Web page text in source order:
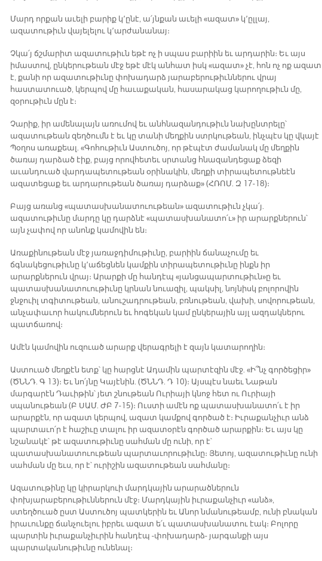
Մարդ որքան աւելի բարիք կ՚ընէ, ա՛յնքան աւելի «ազատ» կ՚ըլլայ,
ազատութիւն վայելելու կ՚արժանանայ։
Չկա՛յ ճշմարիտ ազատութիւն եթէ ոչ ի սպաս բարիին եւ արդարին։ Եւ այս
իմաստով, ընկերութեան մէջ եթէ մէկ անհատ իսկ «ազատ» չէ, հոն ոչ ոք ազատ
է, քանի որ ազատութիւնը փոխադարձ յարաբերութիւններու վրայ
հաստատուած, կերպով մը հաւաքական, հասարակաց կարողութիւն մը,
զօրութիւն մըն է։
Չարիք, իր ամենալայն առումով եւ անհնազանդութիւն նախընտրելը՝
ազատութեան զեղծումն է եւ կը տանի մեղքին ստրկութեան, ինչպէս կը վկայէ
Պօղոս առաքեալ. «Գոհութիւն Աստուծոյ, որ թէպէտ ժամանակ մը մեղքին
ծառայ դարձած էիք, բայց որովհետեւ սրտանց հնազանդեցաք ձեզի
աւանդուած վարդապետութեան օրինակին, մեղքի տիրապետութնեէն
ազատեցաք եւ արդարութեան ծառայ դարձաք» (ՀՌՈՄ. Զ 17-18)։
Բայց առանց «պատասխանատուութեան» ազատութիւն չկա՛յ.
ազատութիւնը մարդը կը դարձնէ «պատասխանատո՛ւ» իր արարքներուն՝
այն չափով որ անոնք կամովին են։
Առաքինութեան մէջ յառաջդիմութիւնը, բարիին ճանաչումը եւ
ճգնակեցութիւնը կ՚աճեցնեն կամքին տիրապետութիւնը ինքն իր
արարքներուն վրայ։ Արարքի մը հանդէպ «յանցապարտութիւն»ը եւ
պատասխանատուութիւնը կրնան նուազիլ, պակսիլ, նոյնիսկ բոլորովին
ջնջուիլ տգիտութեան, անուշադրութեան, բռնութեան, վախի, սովորութեան,
անչափաւոր հակումներուն եւ հոգեկան կամ ընկերային այլ ազդակներու
պատճառով։
Ամէն կամովին ուզուած արարք վերագրելի է զայն կատարողին։
Աստուած մեղքէն ետք՝ կը հարցնէ Ադամին պարտէզին մէջ. «Ի՞նչ գործեցիր»
(ԾՆՆԴ. Գ 13)։ Եւ նո՛յնը Կայէնին. (ԾՆՆԴ. Դ 10)։ Այսպէս նաեւ Նաթան
մարգարէն Դաւիթին՝ յետ շնութեան Ուրիայի կնոջ հետ ու Ուրիայի
սպանութեան (Բ ՍԱՄ. ԺԲ 7-15)։ Ուստի ամէն ոք պատասխանատո՛ւ է իր
արարքէն, որ ազատ կերպով, ազատ կամքով գործած է։ Իւրաքանչիւր անձ
պարտաւո՛ր է հաշիւը տալու իր ազատօրէն գործած արարքին։ Եւ այս կը
նշանակէ՝ թէ ազատութիւնը սահման մը ունի, որ է՝
պատասխանատուութեան պարտաւորութիւնը։ Յետոյ, ազատութիւնը ունի
սահման մը եւս, որ է՝ ուրիշին ազատութեան սահմանը։
Ազատութինը կը կիրարկուի մարդկային արարածներուն
փոխյարաբերութիւններուն մէջ։ Մարդկային իւրաքանչիւր «անձ»,
ստեղծուած ըստ Աստուծոյ պատկերին եւ Անոր նմանութեամբ, ունի բնական
իրաւունքը ճանչուելու իբրեւ ազատ ե՛ւ պատասխանատու էակ։ Բոլորը
պարտին իւրաքանչիւրին հանդէպ -փոխադարձ- յարգանքի այս
պարտականութիւնը ունենալ։